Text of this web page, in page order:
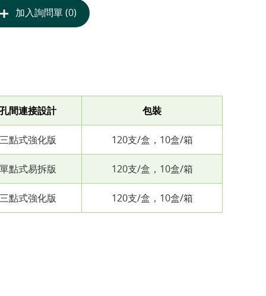
加入詢問單 (0)
孔間連接設計 包裝
三點式強化版 120支/盒，10盒/箱
單點式易拆版 120支/盒，10盒/箱
三點式強化版 120支/盒，10盒/箱